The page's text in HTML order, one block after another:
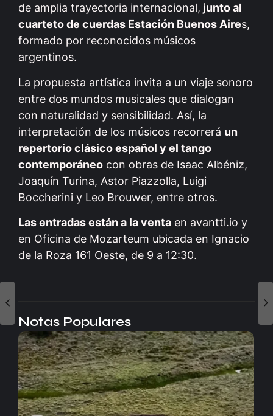
de amplia trayectoria internacional, junto al
cuarteto de cuerdas Estación Buenos Aires,
formado por reconocidos músicos
argentinos.
La propuesta artística invita a un viaje sonoro
entre dos mundos musicales que dialogan
con naturalidad y sensibilidad. Así, la
interpretación de los músicos recorrerá un
repertorio clásico español y el tango
contemporáneo con obras de Isaac Albéniz,
Joaquín Turina, Astor Piazzolla, Luigi
Boccherini y Leo Brouwer, entre otros.
Las entradas están a la venta en avantti.io y
en Oficina de Mozarteum ubicada en Ignacio
de la Roza 161 Oeste, de 9 a 12:30.
Notas Populares